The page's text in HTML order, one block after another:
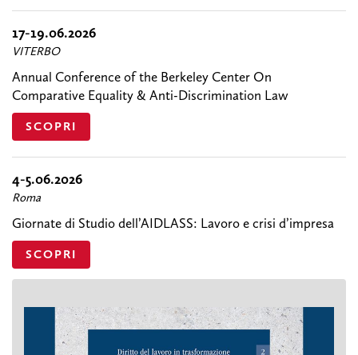
17-19.06.2026
VITERBO
Annual Conference of the Berkeley Center On
Comparative Equality & Anti-Discrimination Law
SCOPRI
4-5.06.2026
Roma
Giornate di Studio dell’AIDLASS: Lavoro e crisi d’impresa
SCOPRI